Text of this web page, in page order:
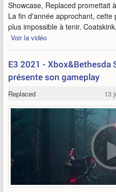
Showcase, Replaced promettait
La fin d'année approchant,
plus impossible à tenir.
Voir la vidéo
E3 2021 - Xbox&Bethesda
présente son gameplay
Replaced 13